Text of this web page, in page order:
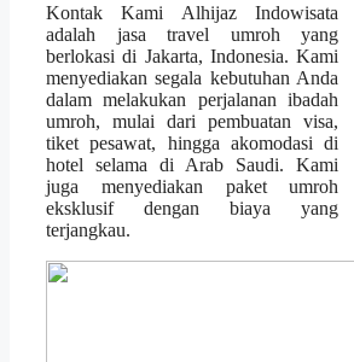
Kontak Kami Alhijaz Indowisata
adalah jasa travel umroh yang
berlokasi di Jakarta, Indonesia. Kami
menyediakan segala kebutuhan Anda
dalam melakukan perjalanan ibadah
umroh, mulai dari pembuatan visa,
tiket pesawat, hingga akomodasi di
hotel selama di Arab Saudi. Kami
juga menyediakan paket umroh
eksklusif dengan biaya yang
terjangkau.